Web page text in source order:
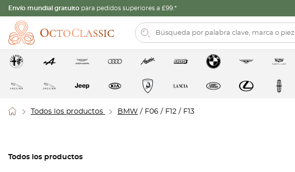
Envío mundial gratuito para pedidos superiores a £99.*
Todos los productos BMW / F06 / F12 / F13
Todos los productos